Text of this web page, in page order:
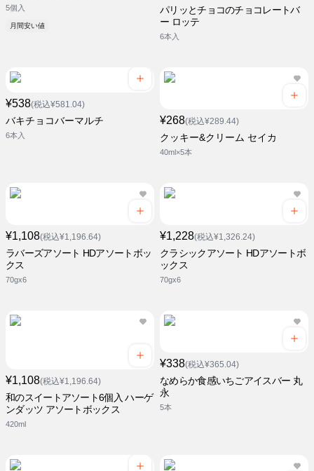
5個入
月間安い値
パリッとチョコのチョコレートバ
ー ロッテ
6本入
¥538(税込¥581.04)
バキチョコバーマルチ
6本入
¥268(税込¥289.44)
クッキー&クリーム セイカ
40ml×5本
¥1,108(税込¥1,196.64)
ラバーズアソート HDアソートボッ
クス
70gx6
¥1,228(税込¥1,326.24)
クラシックアソート HDアソートボ
ックス
70gx6
¥1,108(税込¥1,196.64)
和のスイートアソート6個入 ハーゲ
ンダッツ アソートボックス
420ml
¥338(税込¥365.04)
なめらか食感いちごアイスバー 丸
永
5本